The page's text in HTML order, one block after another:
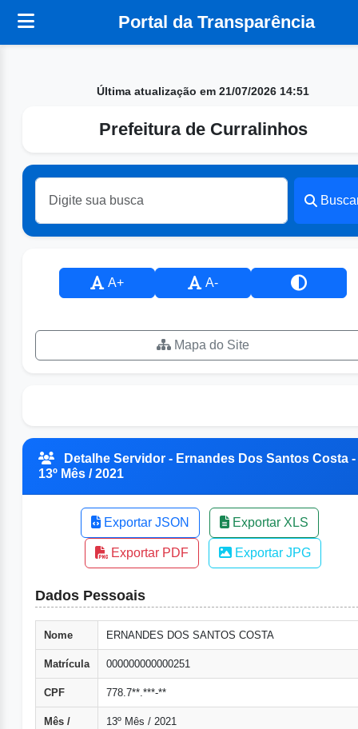
Portal da Transparência
Última atualização em 21/07/2026 14:51
Prefeitura de Curralinhos
A+ A-
Mapa do Site
Detalhe Servidor - Ernandes Dos Santos Costa -
13º Mês / 2021
Exportar JSON Exportar XLS
Exportar PDF Exportar JPG
Dados Pessoais
Nome ERNANDES DOS SANTOS COSTA
Matrícula 000000000000251
CPF 778.7**.***-**
Mês /
13º Mês / 2021